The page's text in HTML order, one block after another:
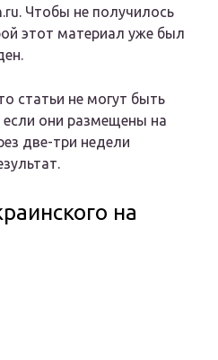
Чтобы не получилось
этот материал уже был
статьи не могут быть
они размещены на
две-три недели
на